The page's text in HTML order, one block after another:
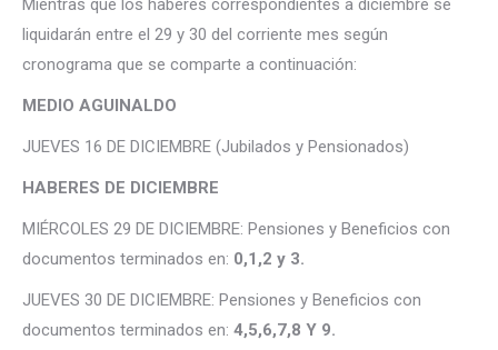
Mientras que los haberes correspondientes a diciembre se
liquidarán entre el 29 y 30 del corriente mes según
cronograma que se comparte a continuación:
MEDIO AGUINALDO
JUEVES 16 DE DICIEMBRE (Jubilados y Pensionados)
HABERES DE DICIEMBRE
MIÉRCOLES 29 DE DICIEMBRE: Pensiones y Beneficios con
documentos terminados en: 0,1,2 y 3.
JUEVES 30 DE DICIEMBRE: Pensiones y Beneficios con
documentos terminados en: 4,5,6,7,8 Y 9.